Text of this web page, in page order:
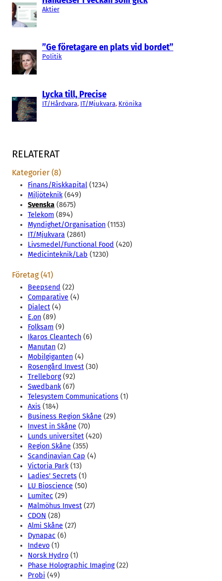
Aktier
”Ge företagare en plats vid bordet”
Politik
Lycka till, Precise
IT/Hårdvara, IT/Mjukvara, Krönika
RELATERAT
Kategorier (8)
Finans/Riskkapital (1234)
Miljöteknik(649)
Svenska (8675)
Telekom (894)
Myndighet/Organisation (1153)
IT/Mjukvara (2861)
Livsmedel/Functional Food (420)
Medicinteknik/Lab (1230)
Företag (41)
Beepsend (22)
Comparative (4)
Dialect (4)
E.on (89)
Folksam (9)
Ikaros Cleantech (6)
Manutan (2)
Mobilgiganten (4)
Rosengård Invest (30)
Trelleborg(92)
Swedbank(67)
Telesystem Communications (1)
Axis (184)
Business Region Skåne (29)
Invest in Skåne (70)
Lunds universitet (420)
Region Skåne (355)
Scandinavian Cap (4)
Victoria Park(13)
Ladies' Secrets (1)
LU Bioscience (50)
Lumitec (29)
Malmöhus Invest (27)
CDON (28)
Almi Skåne (27)
Dynapac (6)
Indevo (1)
Norsk Hydro (1)
Phase Holographic Imaging(22)
Probi (49)